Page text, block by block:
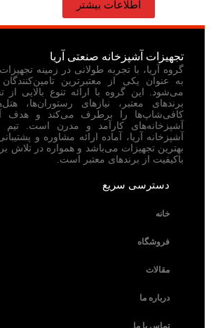
اطلاعات بیشتر
تجهیزات آشپزخانه صنعتی آریا
گروه آریا، با تجربه طولانی در زمینه
به عنوان یکی از معتبرترین
می‌شود. این گروه با ارائه تنوع بالایی از
برندهای معتبر، نیازهای رستوران‌ها،
کافی‌شاپ‌ها را برطرف می‌کند و هدف
آشپزخانه‌های کارآمد و مدرن است.
آشپزخانه آریا، آماده ارائه مشاوره و
بهترین تجهیزات می‌باشد و همواره در تلاش
باکیفیت از برندهای معتبر است.
دسترسی سریع
خانه
فروشگاه
مقالات
درباره ما